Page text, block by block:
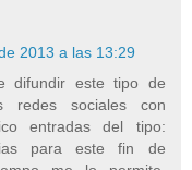
2013 a las 13:29
difundir este tipo de
redes sociales con
entradas del tipo:
para este fin de